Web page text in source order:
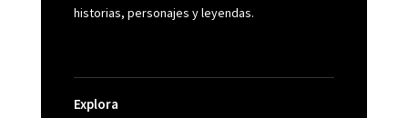
historias, personajes y leyendas.
Explora